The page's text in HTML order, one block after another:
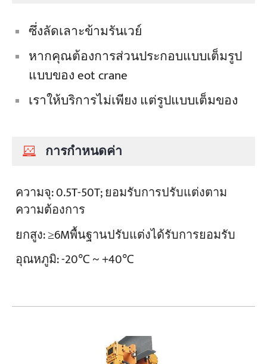
ซึ่งลัดเลาะข้ามรันเวย์
หากคุณต้องการส่วนประกอบแบบเต็มรูป
แบบของ eot crane
เราให้บริการไม่เพียง แต่รูปแบบเต็มของ
การกำหนดค่า
ความจุ:0.5T-50T; ยอมรับการปรับแต่งตาม
ความต้องการ
ยกสูง:≥6Mพื้นฐานปรับแต่งได้รับการยอมรับ
อุณหภูมิ:-20℃ ~ +40℃